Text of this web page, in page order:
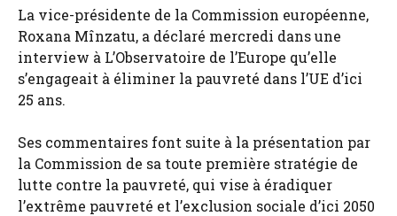
La vice-présidente de la Commission européenne,
Roxana Mînzatu, a déclaré mercredi dans une
interview à L’Observatoire de l’Europe qu’elle
s’engageait à éliminer la pauvreté dans l’UE d’ici
25 ans.
Ses commentaires font suite à la présentation par
la Commission de sa toute première stratégie de
lutte contre la pauvreté, qui vise à éradiquer
l’extrême pauvreté et l’exclusion sociale d’ici 2050